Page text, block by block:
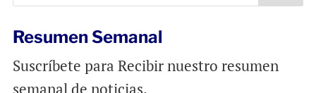
Resumen Semanal
Suscríbete para Recibir nuestro resumen
semanal de noticias.